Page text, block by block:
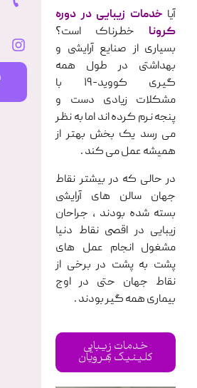
آیا خدمات زیبایی در دوره
کرونا خطرناک است؟
بسیاری از صنایع آرایشی و
بهداشتی در طول همه
گیری کووید-۱۹ با
مشکلات زیادی دست و
پنجه نرم کرده اند اما به نظر
می رسد یک بخش بهتر از
همیشه عمل می کند .
در حالی که در بیشتر نقاط
جهان سالن های آرایشی
بسته شده بودند ، جراحان
زیبایی در اقصی‌ نقاط دنیا
مشغول انجام عمل های
پشت به پشت در برخی از
نقاط جهان حتی در اوج
بیماری همه گیر بودند .
خدمات زیبایی
کلینیک بهرویان